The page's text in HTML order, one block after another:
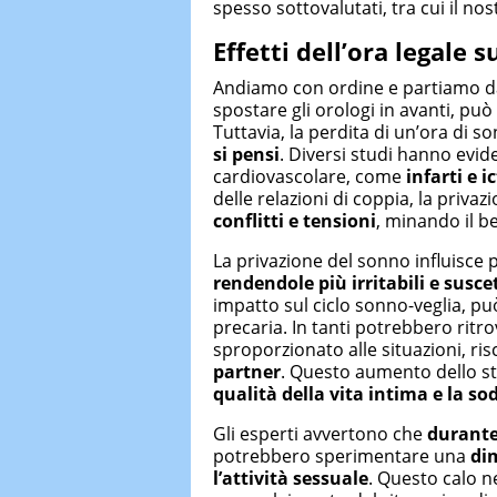
spesso sottovalutati, tra cui il
Effetti dell’ora legale
Andiamo con ordine e partiamo
spostare gli orologi in avanti,
Tuttavia, la perdita di un’ora di
si pensi. Diversi studi hanno
cardiovascolare, come infarti e
delle relazioni di coppia, la
conflitti e tensioni, minando il
La privazione del sonno influisce
rendendole più irritabili e
impatto sul ciclo sonno-veglia,
precaria. In tanti potrebbero
sproporzionato alle situazioni,
partner. Questo aumento dello
qualità della vita intima e la
Gli esperti avvertono che
potrebbero sperimentare una
l’attività sessuale. Questo calo